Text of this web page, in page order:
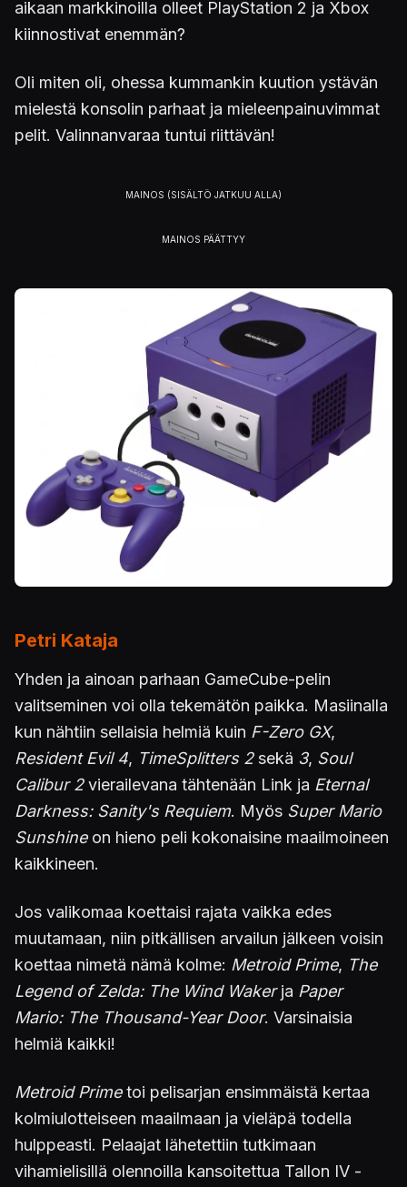
aikaan markkinoilla olleet PlayStation 2 ja Xbox
kiinnostivat enemmän?
Oli miten oli, ohessa kummankin kuution ystävän
mielestä konsolin parhaat ja mieleenpainuvimmat
pelit. Valinnanvaraa tuntui riittävän!
Kuva
Petri Kataja
Yhden ja ainoan parhaan GameCube-pelin
valitseminen voi olla tekemätön paikka. Masiinalla
kun nähtiin sellaisia helmiä kuin F-Zero GX,
Resident Evil 4, TimeSplitters 2sekä 3, Soul
Calibur 2vierailevana tähtenään Link ja Eternal
Darkness: Sanity's Requiem. Myös Super Mario
Sunshineon hieno peli kokonaisine maailmoineen
kaikkineen.
Jos valikomaa koettaisi rajata vaikka edes
muutamaan, niin pitkällisen arvailun jälkeen voisin
koettaa nimetä nämä kolme: Metroid Prime, The
Legend of Zelda: The Wind Wakerja Paper
Mario: The Thousand-Year Door. Varsinaisia
helmiä kaikki!
Metroid Primetoi pelisarjan ensimmäistä kertaa
kolmiulotteiseen maailmaan ja vieläpä todella
hulppeasti. Pelaajat lähetettiin tutkimaan
vihamielisillä olennoilla kansoitettua Tallon IV -